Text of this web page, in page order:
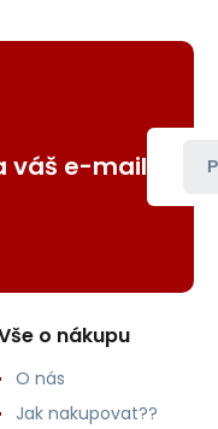
váš e-mail
o nákupu
O nás
Jak nakupovat??